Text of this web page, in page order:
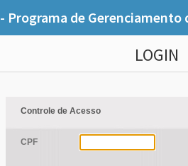
- Programa de
LOGIN
Controle de Acesso
CPF